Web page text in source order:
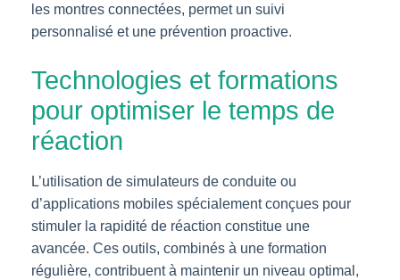
les montres connectées, permet un suivi
personnalisé et une prévention proactive.
Technologies et formations
pour optimiser le temps de
réaction
L’utilisation de simulateurs de conduite ou
d’applications mobiles spécialement conçues pour
stimuler la rapidité de réaction constitue une
avancée. Ces outils, combinés à une formation
régulière, contribuent à maintenir un niveau optimal,